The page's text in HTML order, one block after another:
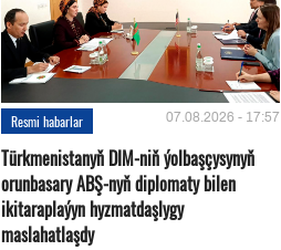
Resmi habarlar 07.08.2026 - 17:57
Türkmenistanyň DIM-niň ýolbaşçysynyň
orunbasary ABŞ-nyň diplomaty bilen
ikitaraplaýyn hyzmatdaşlygy
maslahatlaşdy